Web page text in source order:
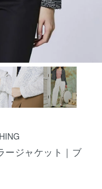
ージャケット｜ブ